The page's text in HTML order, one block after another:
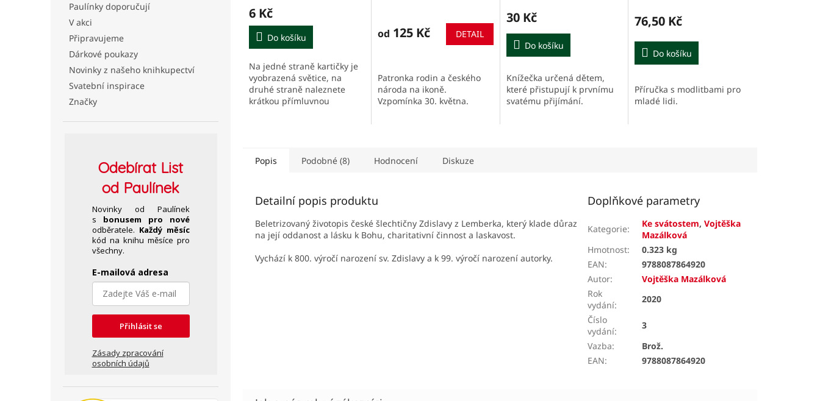
Paulínky doporučují
V akci
Připravujeme
Dárkové poukazy
Novinky z našeho knihkupectví
Svatební inspirace
Značky
OdebíratList
od Paulínek
Novinky od Paulínek
s bonusem pro nové
odběratele. Každý měsíc
kód na knihu měsíce pro
všechny.
E-mailová adresa
Přihlásit se
Zásady zpracování
osobních údajů
6 Kč
Do košíku
Na jedné straně kartičky je
vyobrazená světice, na
druhé straně naleznete
krátkou přímluvnou
od 125 Kč DETAIL
Patronka rodin a českého
národa na ikoně.
Vzpomínka 30. května.
produktu
je
5,0
hvězdiček.
30 Kč
Do košíku
Knížečka určená dětem,
které přistupují k prvnímu
svatému přijímání.
produktu
je
76,50 Kč
Do košíku
Příručka s modlitbami pro
mladé lidi.
Popis Podobné (8) Hodnocení Diskuze
Detailní popis produktu
Beletrizovaný životopis české šlechtičny Zdislavy z Lemberka, který klade důraz
na její oddanost a lásku k Bohu, charitativní činnost a laskavost.
Vychází k 800. výročí narození sv. Zdislavy a k 99. výročí narození autorky.
Doplňkové parametry
Kategorie: Ke svátostem,Vojtěška
Mazálková
Hmotnost:
0.323 kg
EAN:
9788087864920
Autor:
Vojtěška Mazálková
Rok
vydání:
2020
Číslo
vydání:
3
Vazba:
Brož.
EAN: 9788087864920